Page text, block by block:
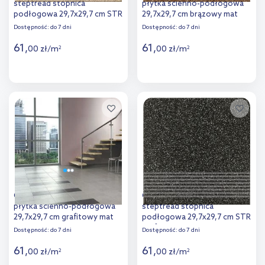
steptread stopnica
podłogowa 29,7x29,7 cm STR
beżowy mat
Dostępność: do 7 dni
61,00 zł/m2
porównania
płytka ścienno-podłogowa
29,7x29,7 cm brązowy mat
Dostępność: do 7 dni
61,00 zł/m2
Dodaj do
porównania
Opoczno Milton graphite
płytka ścienno-podłogowa
29,7x29,7 cm grafitowy mat
Dostępność: do 7 dni
61,00 zł/m2
Opoczno Milton graphite
steptread stopnica
podłogowa 29,7x29,7 cm STR
grafitowy mat
Dostępność: do 7 dni
61,00 zł/m2